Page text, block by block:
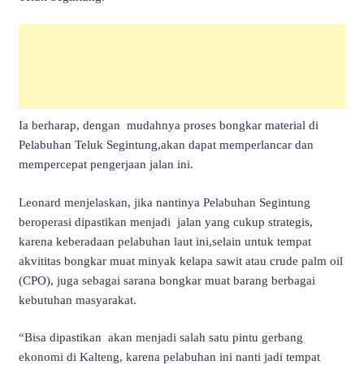
Ia berharap, dengan mudahnya proses bongkar material di
Pelabuhan Teluk Segintung,akan dapat memperlancar dan
mempercepat pengerjaan jalan ini.
Leonard menjelaskan, jika nantinya Pelabuhan Segintung
beroperasi dipastikan menjadi jalan yang cukup strategis,
karena keberadaan pelabuhan laut ini,selain untuk tempat
akvititas bongkar muat minyak kelapa sawit atau crude palm oil
(CPO), juga sebagai sarana bongkar muat barang berbagai
kebutuhan masyarakat.
“Bisa dipastikan akan menjadi salah satu pintu gerbang
ekonomi di Kalteng, karena pelabuhan ini nanti jadi tempat